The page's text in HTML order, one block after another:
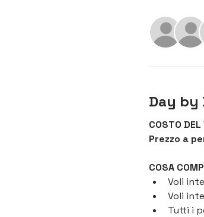
Day by
COSTO
Prezzo a
COSA
Voli
Voli
Tutti i